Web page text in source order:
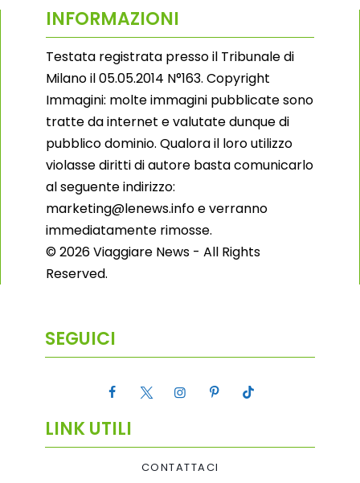
INFORMAZIONI
Testata registrata presso il Tribunale di
Milano il 05.05.2014 N°163. Copyright
Immagini: molte immagini pubblicate sono
tratte da internet e valutate dunque di
pubblico dominio. Qualora il loro utilizzo
violasse diritti di autore basta comunicarlo
al seguente indirizzo:
marketing@lenews.info e verranno
immediatamente rimosse.
© 2026 Viaggiare News - All Rights
Reserved.
SEGUICI
LINK UTILI
CONTATTACI